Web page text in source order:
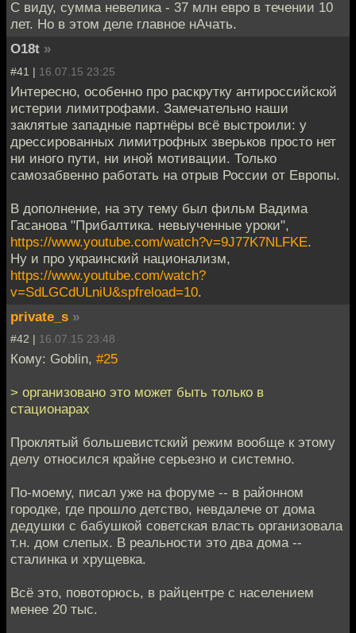
С виду, сумма невелика - 37 млн евро в течении 10
лет. Но в этом деле главное нАчать.
O18t »
#41 | 16.07.15 23:25
Интересно, особенно про раскрутку антироссийской
истерии лимитрофами. Замечательно наши
заклятые западные партнёры всё выстроили: у
дрессированных лимитрофных зверьков просто нет
ни иного пути, ни иной мотивации. Только
самозабвенно работать на отрыв России от Европы.
В дополнение, на эту тему был фильм Вадима
Гасанова "Прибалтика. невыученные уроки",
https://www.youtube.com/watch?v=9J77K7NLFKE.
Ну и про украинский национализм,
https://www.youtube.com/watch?
v=SdLGCdULniU&spfreload=10.
private_s »
#42 | 16.07.15 23:48
Кому: Goblin, #25
> организовано это может быть только в
стационарах
Проклятый большевистский режим вообще к этому
делу относился крайне серьезно и системно.
По-моему, писал уже на форуме -- в районном
городке, где прошло детство, невдалече от дома
дедушки с бабушкой советская власть организовала
т.н. дом слепых. В реальности это два дома --
сталинка и хрущевка.
Всё это, повоторюсь, в райцентре с населением
менее 20 тыс.